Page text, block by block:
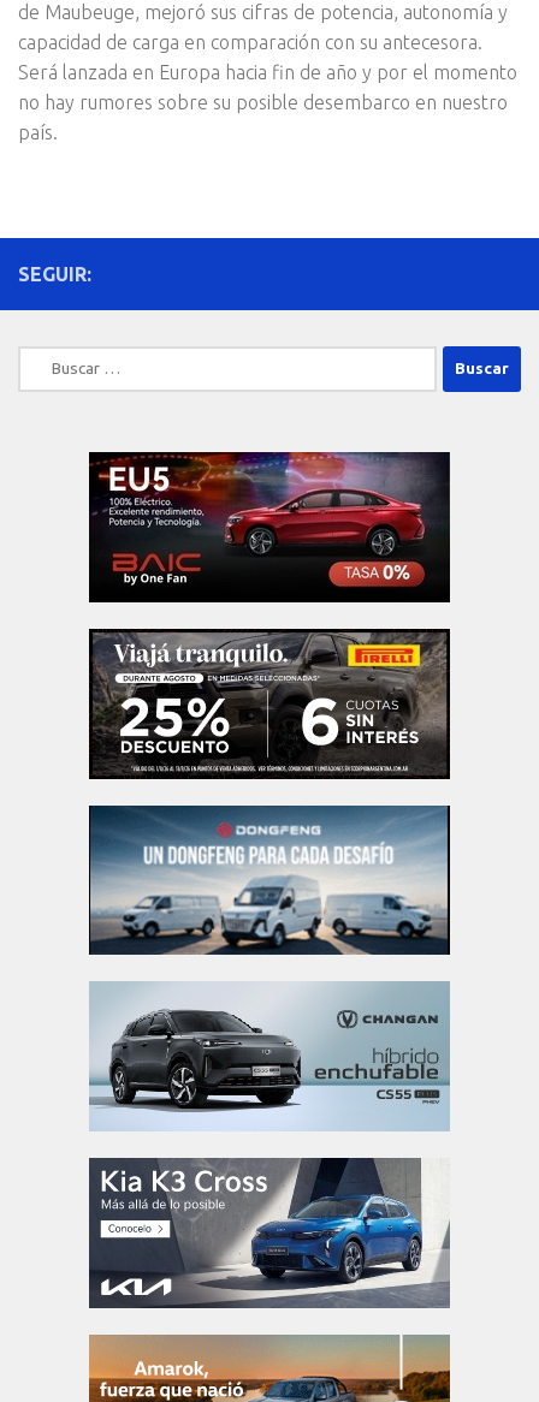
de Maubeuge, mejoró sus cifras de potencia, autonomía y
capacidad de carga en comparación con su antecesora.
Será lanzada en Europa hacia fin de año y por el momento
no hay rumores sobre su posible desembarco en nuestro
país.
SEGUIR:
Buscar: